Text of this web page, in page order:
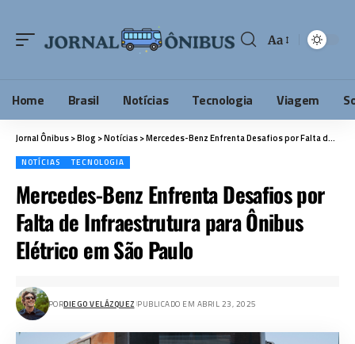
Aa
Home Brasil Notícias Tecnologia Viagem
Jornal Ônibus>Blog >Notícias>Mercedes-Benz Enfrenta Desafios por Falta de Infraestrutura para Ônibus Elétrico em São Paulo
NOTÍCIAS TECNOLOGIA
Mercedes-Benz Enfrenta Desafios por
Falta de Infraestrutura para Ônibus
Elétrico em São Paulo
PORDIEGO VELÁZQUEZ PUBLICADO EM ABRIL 23, 2025